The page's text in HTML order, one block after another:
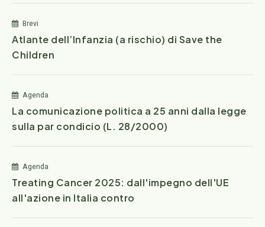
Brevi
Atlante dell’Infanzia (a rischio) di Save the
Children
Agenda
La comunicazione politica a 25 anni dalla legge
sulla par condicio (L. 28/2000)
Agenda
Treating Cancer 2025: dall'impegno dell'UE
all'azione in Italia contro